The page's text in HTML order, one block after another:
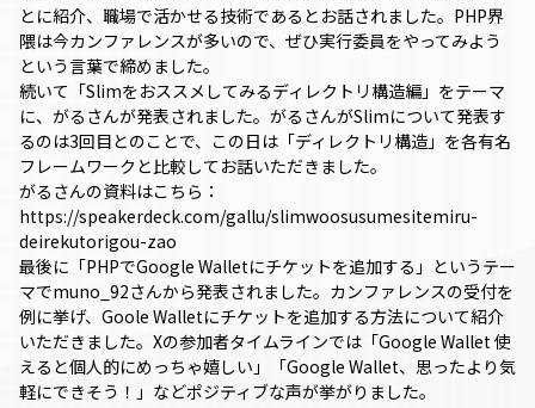
とに紹介、職場で活かせる技術であるとお話されました。PHP界
隈は今カンファレンスが多いので、ぜひ実行委員をやってみよう
という言葉で締めました。
続いて「Slimをおススメしてみるディレクトリ構造編」をテーマ
に、がるさんが発表されました。がるさんがSlimについて発表す
るのは3回目とのことで、この日は「ディレクトリ構造」を各有名
フレームワークと比較してお話いただきました。
がるさんの資料はこちら：
https://speakerdeck.com/gallu/slimwoosusumesitemiru-
deirekutorigou-zao
最後に「PHPでGoogle Walletにチケットを追加する」というテー
マでmuno_92さんから発表されました。カンファレンスの受付を
例に挙げ、Goole Walletにチケットを追加する方法について紹介
いただきました。Xの参加者タイムラインでは「Google Wallet 使
えると個人的にめっちゃ嬉しい」「Google Wallet、思ったより気
軽にできそう！」などポジティブな声が挙がりました。